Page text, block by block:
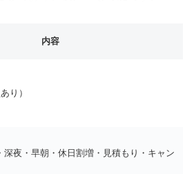
内容
り）
深夜・早朝・休日割増・見積もり・キャン